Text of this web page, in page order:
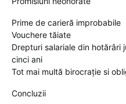
Prime de carieră improbabile
Vouchere tăiate
Drepturi salariale din
cinci ani
Tot mai multă birocrație si
Concluzii